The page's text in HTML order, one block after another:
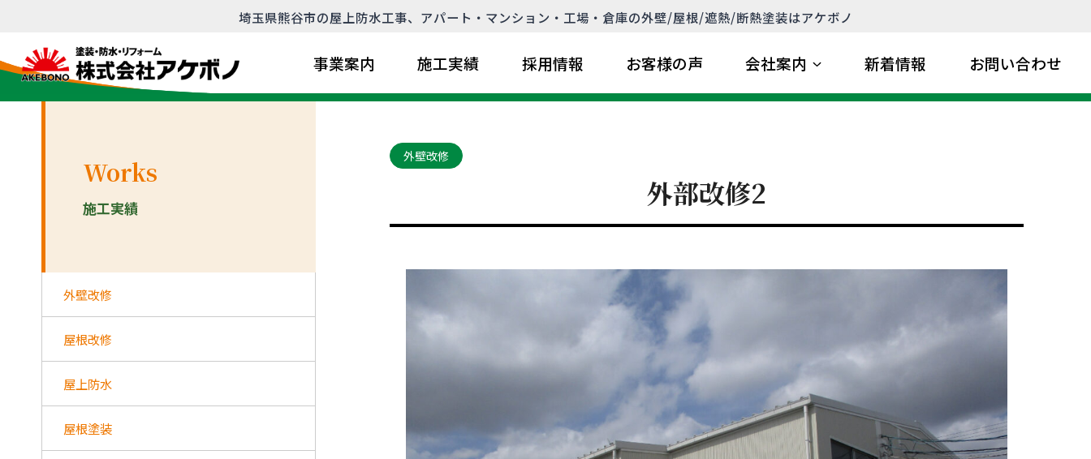
ス
キ
埼玉県熊谷市の屋上防水工事、アパート・マンション・工場・倉庫の外壁/屋根/遮熱/断熱塗装はアケボノ
事業案内 施工実績 採用情報 お客様の声 会社案内 新着情報 お問い合わせ
外壁改修
外部改修2
Works
施工実績
外壁改修
屋根改修
屋上防水
屋根塗装